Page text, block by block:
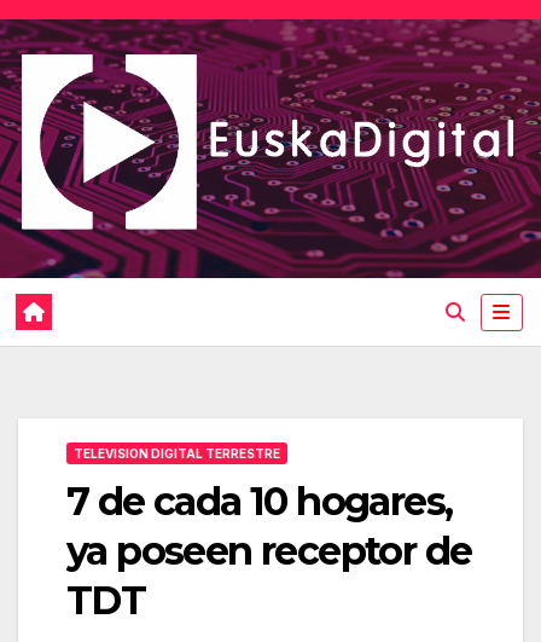
Saltar
al
contenido
TELEVISION DIGITAL TERRESTRE
7 de cada 10 hogares,
ya poseen receptor de
TDT